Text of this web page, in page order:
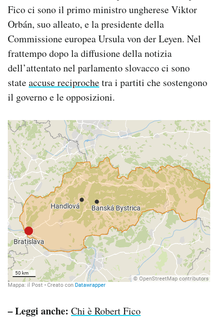
Fico ci sono il primo ministro ungherese Viktor
Orbán, suo alleato, e la presidente della
Commissione europea Ursula von der Leyen. Nel
frattempo dopo la diffusione della notizia
dell’attentato nel parlamento slovacco ci sono
stateaccuse reciprochetra i partiti che sostengono
il governo e le opposizioni.
– Leggi anche: Chi è Robert Fico